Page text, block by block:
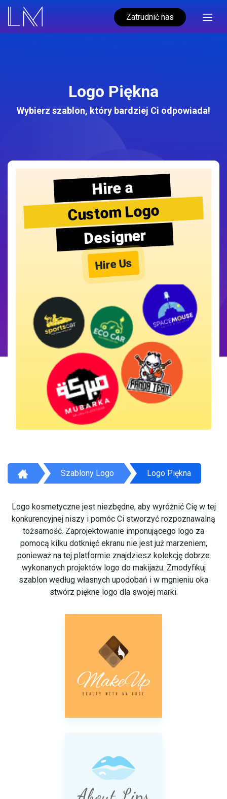
Zatrudnić nas
Logo Piękna
Wybierz szablon, który bardziej Ci odpowiada!
Hire a
Custom Logo
Designer
Hire Us
Szablony Logo Logo Piękna
Logo kosmetyczne jest niezbędne, aby wyróżnić Cię w tej
konkurencyjnej niszy i pomóc Ci stworzyć rozpoznawalną
tożsamość. Zaprojektowanie imponującego logo za
pomocą kilku dotknięć ekranu nie jest już marzeniem,
ponieważ na tej platformie znajdziesz kolekcję dobrze
wykonanych projektów logo do makijażu. Zmodyfikuj
szablon według własnych upodobań i w mgnieniu oka
stwórz piękne logo dla swojej marki.